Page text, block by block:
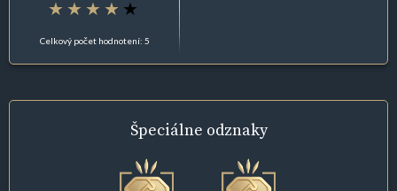
Celkový počet hodnotení: 5
Špeciálne odznaky